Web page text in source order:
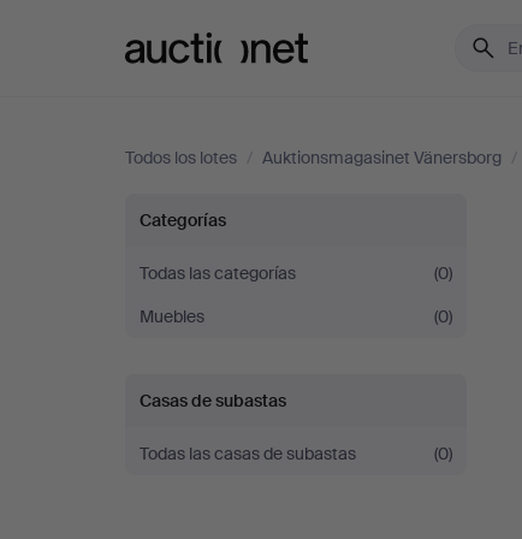
Todos los lotes / Auktionsmagasinet Vänersborg /
Sofás
y
Conjuntos
de
sala
Categorías
Todas las categorías
(0)
Muebles
(0)
Casas de subastas
Todas las casas de subastas (0)